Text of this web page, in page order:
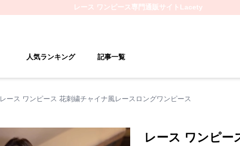
レース ワンピース専門通販サイト Lacety
人気ランキング 記事一覧
レース ワンピース 花刺繍チャイナ風レースロングワンピース
レース ワンピー